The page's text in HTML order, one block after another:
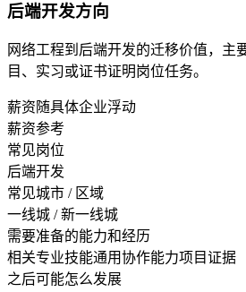
后端开发方向
网络工程到后端开发的迁移价值，主
目、实习或证书证明岗位任务。
薪资随具体企业浮动
薪资参考
常见岗位
后端开发
常见城市 / 区域
一线城 / 新一线城
需要准备的能力和经历
相关专业技能通用协作能力项目证据
之后可能怎么发展